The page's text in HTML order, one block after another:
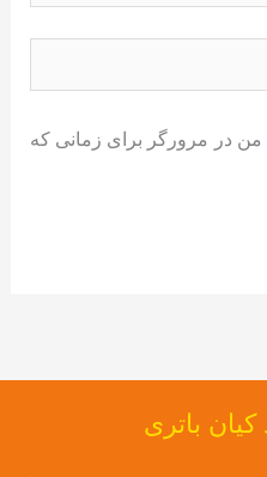
من در مرورگر برای زمانی که
کیان باتری